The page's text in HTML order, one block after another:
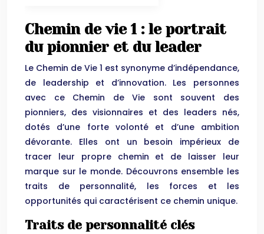
Chemin de vie 1 : le portrait
du pionnier et du leader
Le Chemin de Vie 1 est synonyme d’indépendance,
de leadership et d’innovation. Les personnes
avec ce Chemin de Vie sont souvent des
pionniers, des visionnaires et des leaders nés,
dotés d’une forte volonté et d’une ambition
dévorante. Elles ont un besoin impérieux de
tracer leur propre chemin et de laisser leur
marque sur le monde. Découvrons ensemble les
traits de personnalité, les forces et les
opportunités qui caractérisent ce chemin unique.
Traits de personnalité clés